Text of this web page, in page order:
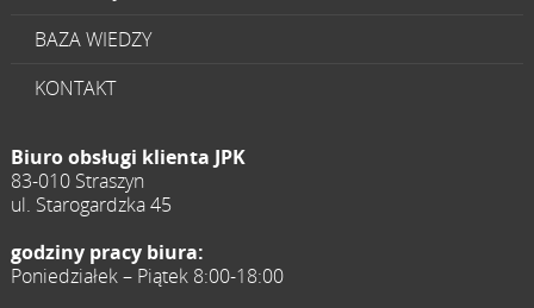
BAZA WIEDZY
KONTAKT
Biuro obsługi klienta JPK
83-010 Straszyn
ul. Starogardzka 45
godziny pracy biura:
Poniedziałek – Piątek 8:00-18:00